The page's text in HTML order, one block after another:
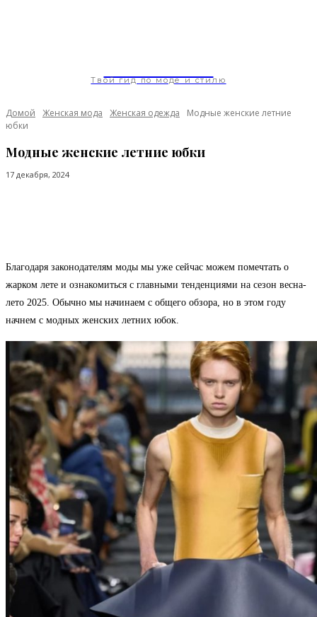
Твой гид по моде и стилю
Домой Женская мода Женская одежда
Модные женские летние
юбки
Модные женские летние юбки
17 декабря, 2024
Благодаря законодателям моды мы уже сейчас можем помечтать о
жарком лете и ознакомиться с главными тенденциями на сезон весна-
лето 2025. Обычно мы начинаем с общего обзора, но в этом году
начнем с модных женских летних юбок.